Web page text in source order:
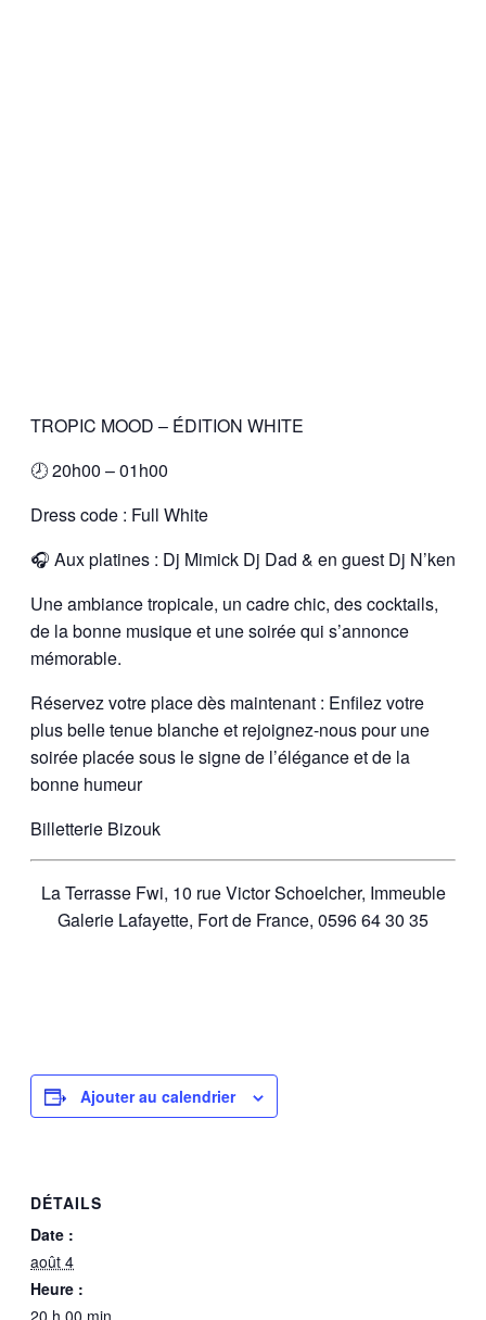
TROPIC MOOD – ÉDITION WHITE
🕗 20h00 – 01h00
Dress code : Full White
🎧 Aux platines : Dj Mimick Dj Dad & en guest Dj N’ken
Une ambiance tropicale, un cadre chic, des cocktails,
de la bonne musique et une soirée qui s’annonce
mémorable.
Réservez votre place dès maintenant : Enfilez votre
plus belle tenue blanche et rejoignez-nous pour une
soirée placée sous le signe de l’élégance et de la
bonne humeur
Billetterie Bizouk
La Terrasse Fwi, 10 rue Victor Schoelcher, Immeuble
Galerie Lafayette, Fort de France, 0596 64 30 35
Ajouter au calendrier
DÉTAILS
Date :
août 4
Heure :
20 h 00 min